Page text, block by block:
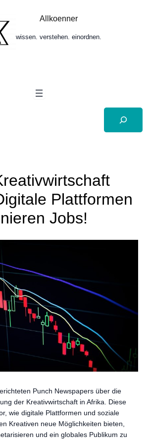
Allkoenner
wissen. verstehen. einordnen.
Suchen
Plattformen
Jobs!
Punch Newspapers über die
der Kreativwirtschaft in Afrika. Diese
wie digitale Plattformen und soziale
Kreativen neue Möglichkeiten bieten,
und ein globales Publikum zu